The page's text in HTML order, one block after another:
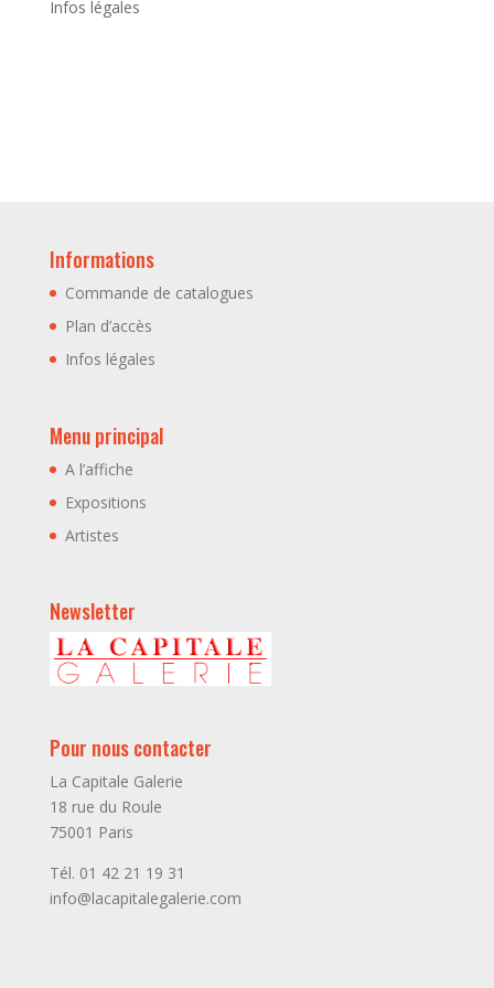
Infos légales
Informations
Commande de catalogues
Plan d’accès
Infos légales
Menu principal
A l’affiche
Expositions
Artistes
Newsletter
Pour nous contacter
La Capitale Galerie
18 rue du Roule
75001 Paris
Tél. 01 42 21 19 31
info@lacapitalegalerie.com